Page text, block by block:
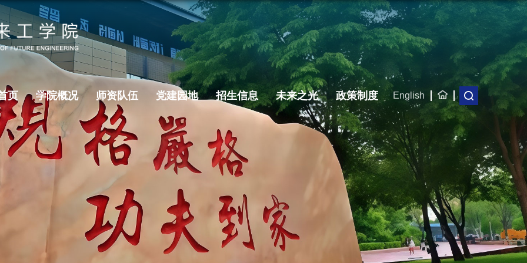
页 学院概况 师资队伍 党建园地 招生信息 未来之光 政策制度 English